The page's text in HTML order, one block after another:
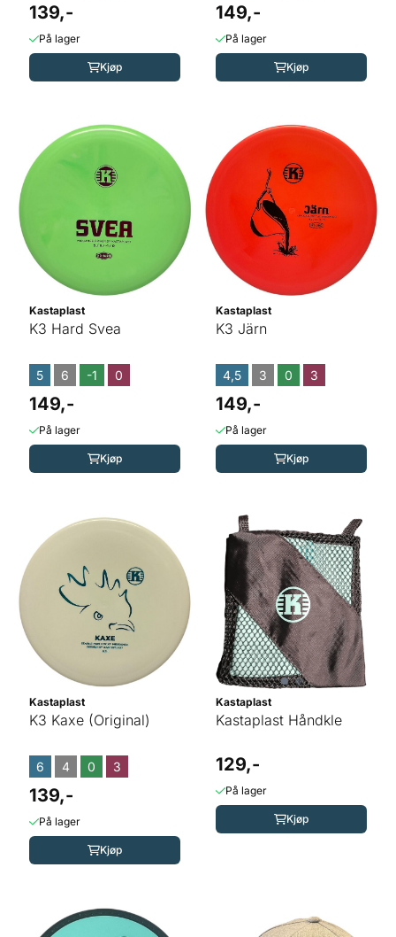
139,-
På lager
Kjøp
149,-
På lager
Kjøp
Kastaplast
K3 Hard Svea
5 6 -1 0
149,-
På lager
Kjøp
Kastaplast
K3 Järn
4,5 3 0 3
149,-
På lager
Kjøp
Kastaplast
K3 Kaxe (Original)
6 4 0 3
139,-
På lager
Kjøp
Kastaplast
Kastaplast Håndkle
129,-
På lager
Kjøp